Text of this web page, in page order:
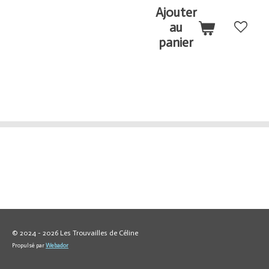
Ajouter
au
panier
© 2024 - 2026 Les Trouvailles de Céline
Propulsé parWebador